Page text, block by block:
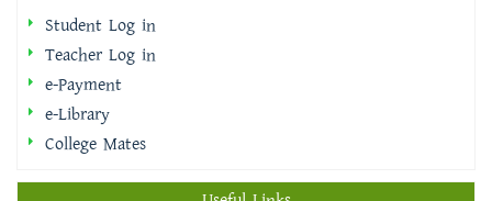
e-Library
College Mates
National Web Portal